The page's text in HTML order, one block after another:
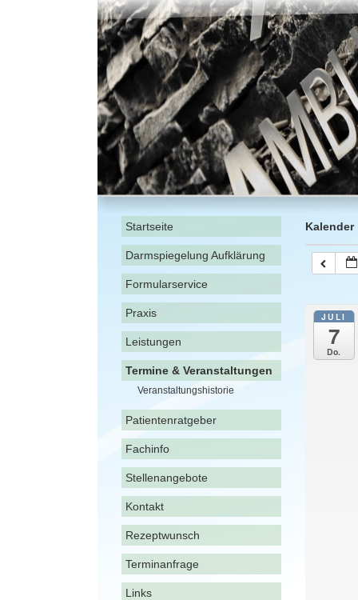
Startseite
Darmspiegelung Aufklärung
Formularservice
Praxis
Leistungen
Termine & Veranstaltungen
Veranstaltungshistorie
Patientenratgeber
Fachinfo
Stellenangebote
Kontakt
Rezeptwunsch
Terminanfrage
Links
Kalender
JULI
7
Do.